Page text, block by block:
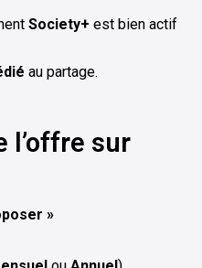
Society+ est bien actif
au partage.
l’offre sur
»